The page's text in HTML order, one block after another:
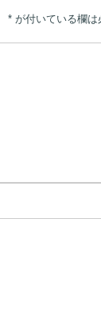
* が付いている欄は